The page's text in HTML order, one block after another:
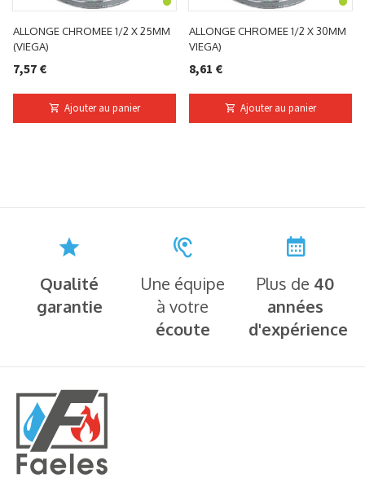
ALLONGE CHROMEE 1/2 X 25MM
(VIEGA)
7,57 €
Ajouter au panier
ALLONGE CHROMEE 1/2 X 30MM
VIEGA)
8,61 €
Ajouter au panier
Qualité
garantie
Une équipe
à votre
écoute
Plus de 40
années
d'expérience